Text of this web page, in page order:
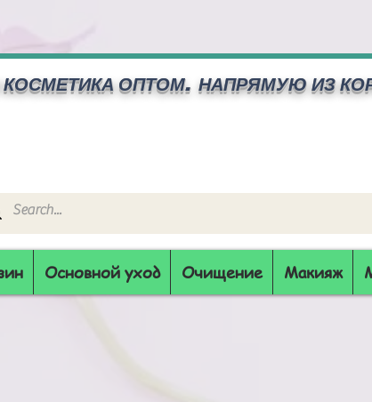
КОСМЕТИКА ОПТОМ.НАПРЯМУЮ ИЗ
Основной уход Очищение Макияж